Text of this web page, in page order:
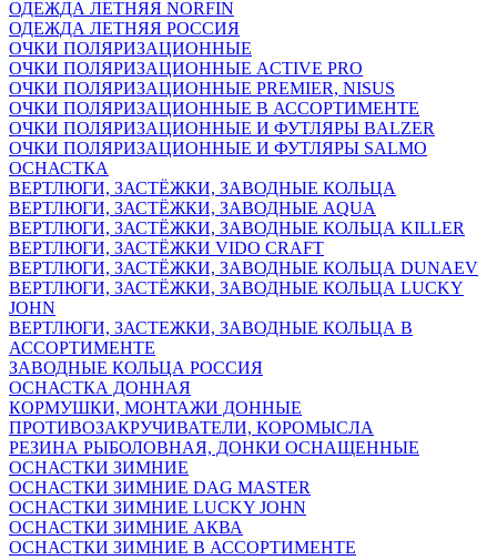
ОДЕЖДА ЛЕТНЯЯ NORFIN
ОДЕЖДА ЛЕТНЯЯ РОССИЯ
ОЧКИ ПОЛЯРИЗАЦИОННЫЕ
ОЧКИ ПОЛЯРИЗАЦИОННЫЕ ACTIVE PRO
ОЧКИ ПОЛЯРИЗАЦИОННЫЕ PREMIER, NISUS
ОЧКИ ПОЛЯРИЗАЦИОННЫЕ В АССОРТИМЕНТЕ
ОЧКИ ПОЛЯРИЗАЦИОННЫЕ И ФУТЛЯРЫ BALZER
ОЧКИ ПОЛЯРИЗАЦИОННЫЕ И ФУТЛЯРЫ SALMO
ОСНАСТКА
ВЕРТЛЮГИ, ЗАСТЁЖКИ, ЗАВОДНЫЕ КОЛЬЦА
ВЕРТЛЮГИ, ЗАСТЁЖКИ, ЗАВОДНЫЕ AQUA
ВЕРТЛЮГИ, ЗАСТЁЖКИ, ЗАВОДНЫЕ КОЛЬЦА KILLER
ВЕРТЛЮГИ, ЗАСТЁЖКИ VIDO CRAFT
ВЕРТЛЮГИ, ЗАСТЁЖКИ, ЗАВОДНЫЕ КОЛЬЦА DUNAEV
ВЕРТЛЮГИ, ЗАСТЁЖКИ, ЗАВОДНЫЕ КОЛЬЦА LUCKY
JOHN
ВЕРТЛЮГИ, ЗАСТЕЖКИ, ЗАВОДНЫЕ КОЛЬЦА В
АССОРТИМЕНТЕ
ЗАВОДНЫЕ КОЛЬЦА РОССИЯ
ОСНАСТКА ДОННАЯ
КОРМУШКИ, МОНТАЖИ ДОННЫЕ
ПРОТИВОЗАКРУЧИВАТЕЛИ, КОРОМЫСЛА
РЕЗИНА РЫБОЛОВНАЯ, ДОНКИ ОСНАЩЕННЫЕ
ОСНАСТКИ ЗИМНИЕ
ОСНАСТКИ ЗИМНИЕ DAG MASTER
ОСНАСТКИ ЗИМНИЕ LUCKY JOHN
ОСНАСТКИ ЗИМНИЕ АКВА
ОСНАСТКИ ЗИМНИЕ В АССОРТИМЕНТЕ